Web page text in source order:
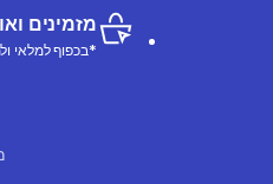
מזמינים
*בכפוף למלאי